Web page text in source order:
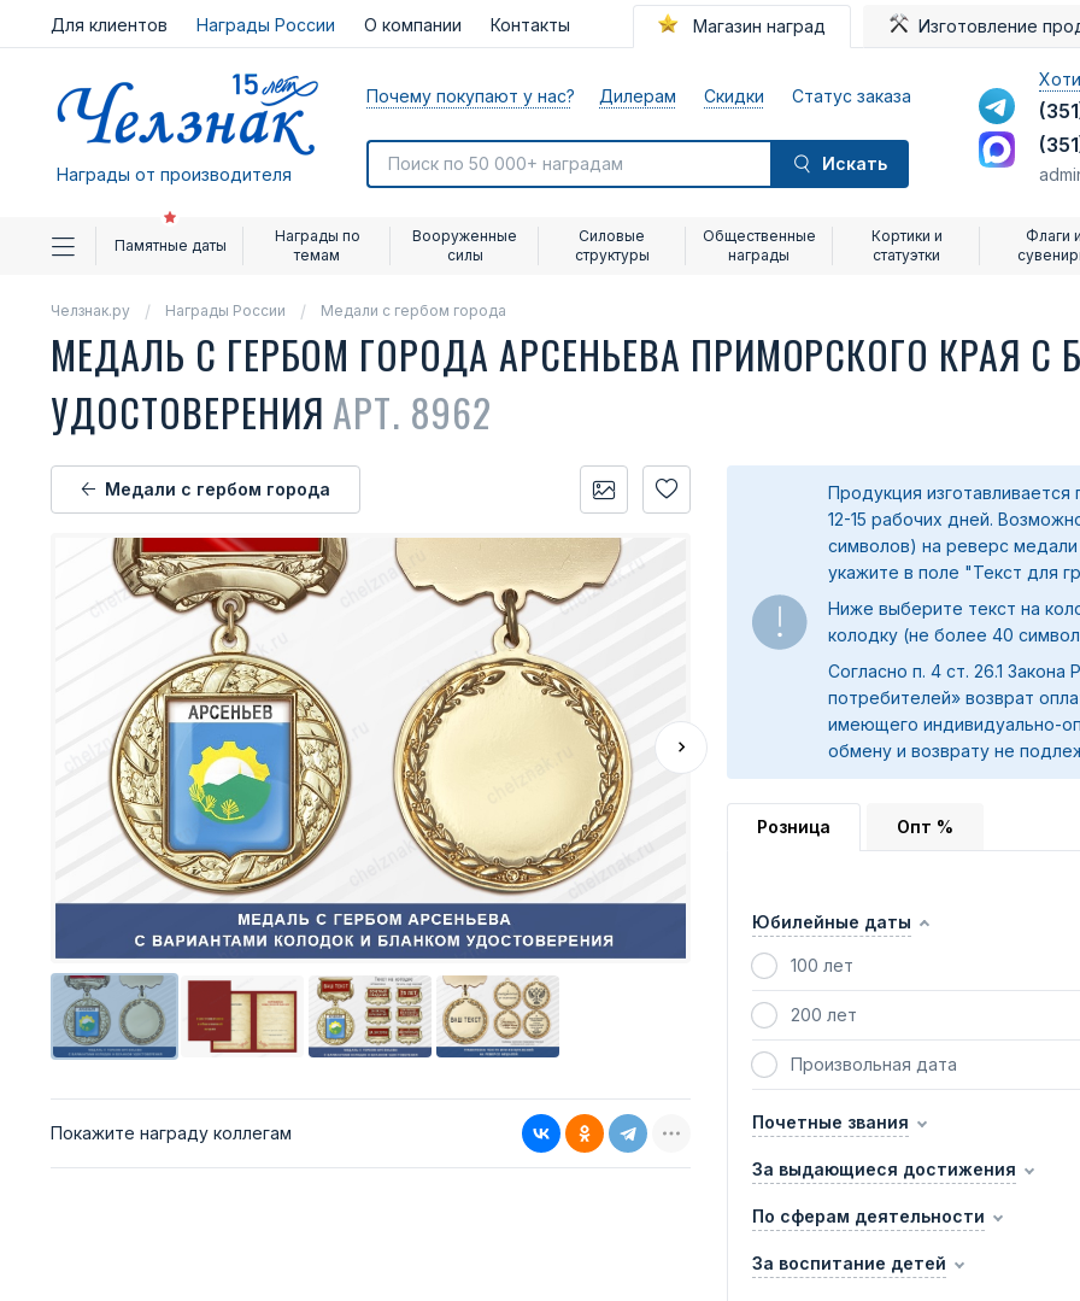
Для клиентов Награды России О компании Контакты Магазин наград Изготовление
Награды от производителя
Почему покупают у нас? Дилерам Скидки Статус заказа
Искать
Памятные даты
Награды по
темам
Вооруженные
силы
Силовые
структуры
Общественные
награды
Кортики и
статуэтки
Флаги и
Челзнак.ру Награды России Медали с гербом города
МЕДАЛЬ С ГЕРБОМ ГОРОДА АРСЕНЬЕВА ПРИМОРСКОГО КРАЯ С
УДОСТОВЕРЕНИЯ АРТ. 8962
Медали с гербом города
Покажите награду коллегам
Продукция изготавливается
12-15 рабочих дней.
символов) на реверс
укажите в поле "Текст для
Ниже выберите текст на
колодку (не более 40
Согласно п. 4 ст. 26.1
потребителей» возврат
имеющего индивидуально-
обмену и возврату не
Розница Опт %
Юбилейные даты
100 лет
200 лет
Произвольная дата
Почетные звания
За выдающиеся достижения
По сферам деятельности
За воспитание детей